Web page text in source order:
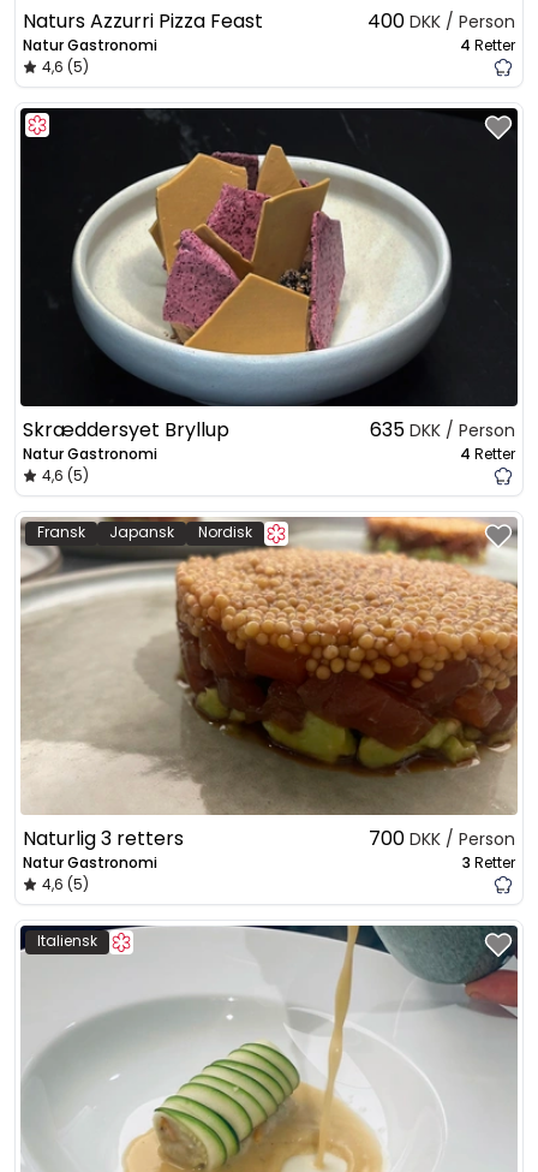
Naturs Azzurri Pizza Feast
Natur Gastronomi
4,6 (5)
400 DKK / Person
4 Retter
Skræddersyet Bryllup
Natur Gastronomi
4,6 (5)
635 DKK / Person
4 Retter
Fransk Japansk Nordisk
Naturlig 3 retters
Natur Gastronomi
4,6 (5)
700 DKK / Person
3 Retter
Italiensk